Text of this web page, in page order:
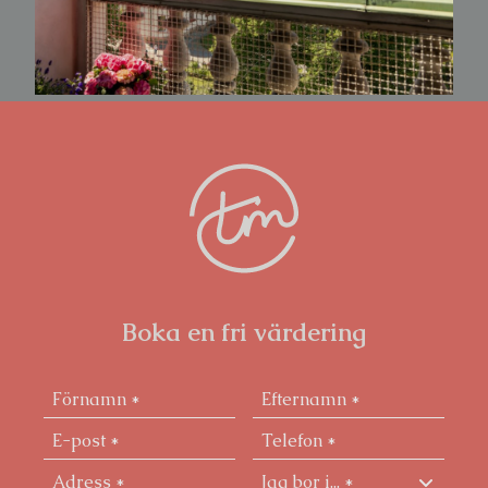
fantastiskt ljusinsläpp och vyer som förändras med
årstiderna.
Föreningen erbjuder vädringsbalkonger i soligt
sommardagar i solstolen. Läget är svårslaget, centralt
men samtidigt avskilt, med närhet till
kommunikationer, service, restauranger och
Kungsholmens promenadstråk längs vattnet.
Boka en fri värdering